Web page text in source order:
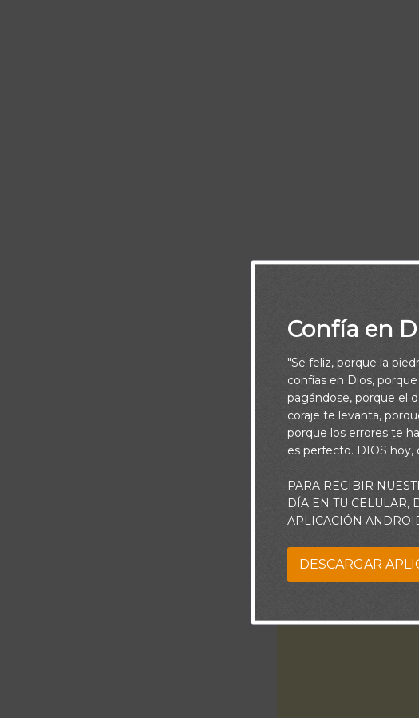
Confía en
"Se feliz, porque la
confías en Dios,
pagándose, porque el
coraje te levanta,
porque los errores te
es perfecto. DIOS hoy,
PARA RECIBIR
DÍA EN TU CELULAR,
APLICACIÓN
DESCARGAR